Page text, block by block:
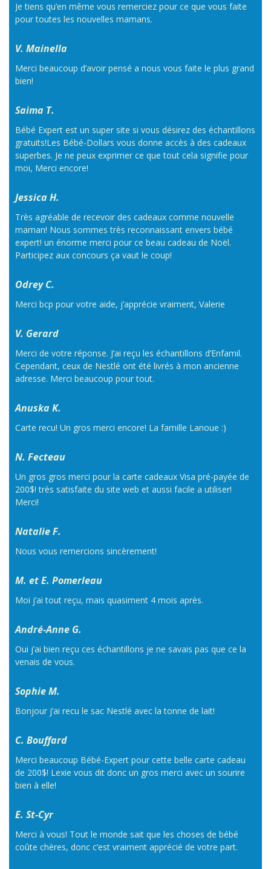
Je tiens qu’en même vous remerciez pour ce que vous faite
pour toutes les nouvelles mamans.
V. Mainella
Merci beaucoup d’avoir pensé a nous vous faite le plus grand
bien!
Saima T.
Bébé Expert est un super site si vous désirez des échantillons
gratuits!Les Bébé-Dollars vous donne accès à des cadeaux
superbes. Je ne peux exprimer ce que tout cela signifie pour
moi, Merci encore!
Jessica H.
Très agréable de recevoir des cadeaux comme nouvelle
maman! Nous sommes très reconnaissant envers bébé
expert! un énorme merci pour ce beau cadeau de Noël.
Participez aux concours ça vaut le coup!
Odrey C.
Merci bcp pour votre aide, j’apprécie vraiment, Valerie
V. Gerard
Merci de votre réponse. J’ai reçu les échantillons d’Enfamil.
Cependant, ceux de Nestlé ont été livrés à mon ancienne
adresse. Merci beaucoup pour tout.
Anuska K.
Carte recu! Un gros merci encore! La famille Lanoue :)
N. Fecteau
Un gros gros merci pour la carte cadeaux Visa pré-payée de
200$! très satisfaite du site web et aussi facile a utiliser!
Merci!
Natalie F.
Nous vous remercions sincèrement!
M. et E. Pomerleau
Moi j’ai tout reçu, mais quasiment 4 mois après.
André-Anne G.
Oui j’ai bien reçu ces échantillons je ne savais pas que ce la
venais de vous.
Sophie M.
Bonjour j’ai recu le sac Nestlé avec la tonne de lait!
C. Bouffard
Merci beaucoup Bébé-Expert pour cette belle carte cadeau
de 200$! Lexie vous dit donc un gros merci avec un sourire
bien à elle!
E. St-Cyr
Merci à vous! Tout le monde sait que les choses de bébé
coûte chères, donc c’est vraiment apprécié de votre part.